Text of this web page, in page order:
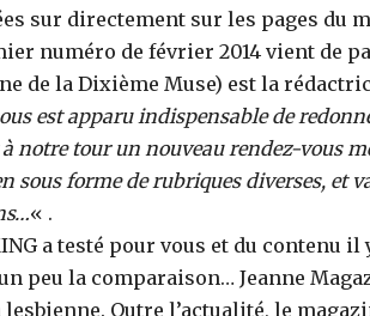
sur directement sur les pages du
numéro de février 2014 vient de
de la Dixième Muse) est la
est apparu indispensable de
notre tour un nouveau rendez-vous
sous forme de rubriques diverses, et
« .
a testé pour vous et du contenu il
peu la comparaison… Jeanne
Outre l’actualité, le